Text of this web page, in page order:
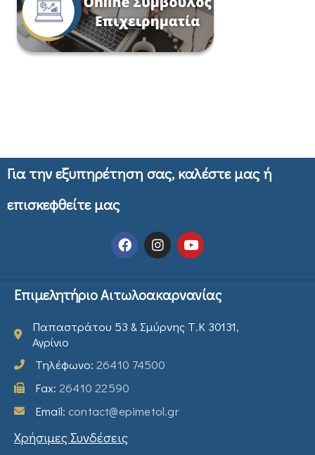
Για την εξυπηρέτηση σας, καλέστε μας ή
επισκεφθείτε μας
Επιμελητήριο Αιτωλοακαρνανίας
Παπαστράτου 53 & Σμύρνης Τ.Κ 30131,
Αγρίνιο
Τηλέφωνο: 26410 74500
Fax: 26410 22590
Email: contact@epimetol.gr
Χρήσιμες Συνδέσεις